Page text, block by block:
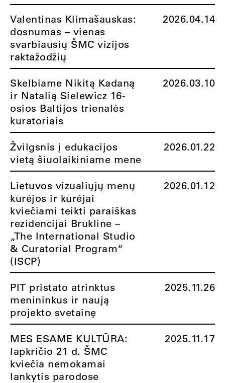
Valentinas Klimašauskas:
dosnumas – vienas
svarbiausių ŠMC vizijos
raktažodžių
2026.04.14
Skelbiame Nikitą Kadaną
ir Natalią Sielewicz 16-
osios Baltijos trienalės
kuratoriais
2026.03.10
Žvilgsnis į edukacijos
vietą šiuolaikiniame mene
2026.01.22
Lietuvos vizualiųjų menų
kūrėjos ir kūrėjai
kviečiami teikti paraiškas
rezidencijai Brukline –
„The International Studio
& Curatorial Program“
(ISCP)
2026.01.12
PIT pristato atrinktus
menininkus ir naują
projekto svetainę
2025.11.26
MES ESAME KULTŪRA:
lapkričio 21 d. ŠMC
kviečia nemokamai
lankytis parodose
2025.11.17